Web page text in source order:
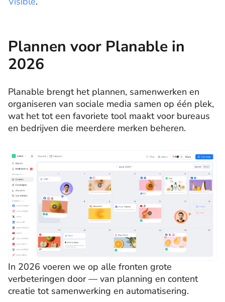
Plannen voor Planable in
2026
Planable brengt het plannen, samenwerken en
organiseren van sociale media samen op één plek,
wat het tot een favoriete tool maakt voor bureaus
en bedrijven die meerdere merken beheren.
In 2026 voeren we op alle fronten grote
verbeteringen door — van planning en content
creatie tot samenwerking en automatisering.